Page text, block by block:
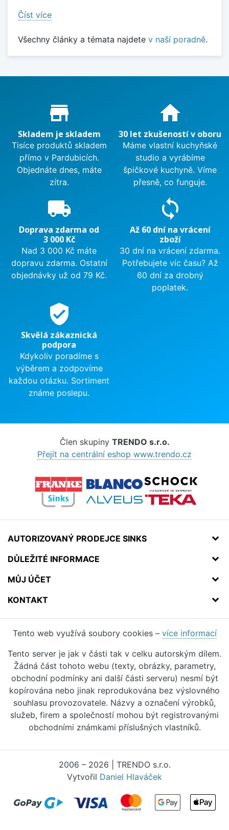
Číst více
Všechny články a témata najdete v naší poradně.
Proč nakupovat u nás?
store_mall_directory
Skladem je skladem
Tisíce produktů skladem
přímo v Pardubicích.
Objednáte dnes, máte
zítra.
home
30 let zkušeností v oboru
Máme vlastní kuchyňské
studio a vyrábíme
špičkové kuchyně. Víme
přesně, co funguje.
local_shipping
Doprava zdarma od
3 000 Kč
Nad 3 000 Kč máte
dopravu zdarma. Ostatní
objednávky už od 79 Kč.
sync
Až 60 dní na vrácení
zboží
30 dní na vrácení zdarma.
Potřebujete víc času? Až
60 dní za drobný
poplatek.
verified_user
Skvělá zákaznická
podpora
Kdykoliv poradíme s
výběrem a zodpovíme
každou otázku. Sortiment
známe poslepu.
Člen skupiny TRENDO s.r.o.
Přejít na centrální eshop www.trendo.cz
AUTORIZOVANÝ PRODEJCE SINKS
DŮLEŽITÉ INFORMACE
MŮJ ÚČET
KONTAKT
Tento web využívá soubory cookies – více informací
Tento server je jak v části tak v celku autorským dílem.
Žádná část tohoto webu (texty, obrázky, parametry,
obchodní podmínky ani další části serveru) nesmí být
kopírována nebo jinak reprodukována bez výslovného
souhlasu provozovatele. Názvy a označení výrobků,
služeb, firem a společností mohou být registrovanými
obchodními známkami příslušných vlastníků.
2006 – 2026 | TRENDO s.r.o.
Vytvořil Daniel Hlaváček